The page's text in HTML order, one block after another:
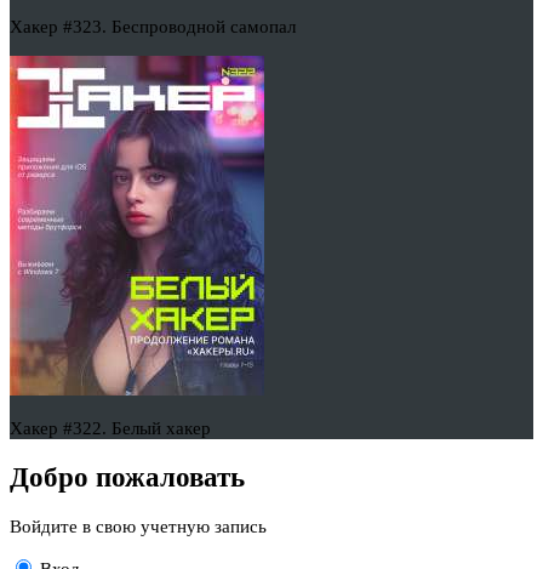
Хакер #323. Беспроводной самопал
Хакер #322. Белый хакер
Добро пожаловать
Войдите в свою учетную запись